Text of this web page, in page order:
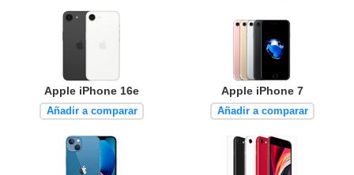
Apple iPhone 16e
Añadir a comparar
Apple iPhone 7
Añadir a comparar